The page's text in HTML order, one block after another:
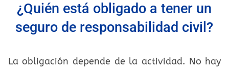
¿Quién está obligado a tener un
seguro de responsabilidad civil?
La obligación depende de la actividad. No hay